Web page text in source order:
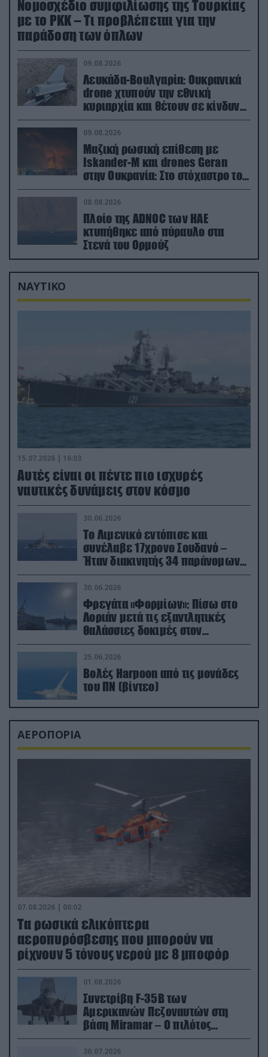
Νομοσχέδιο συμφιλίωσης της Τουρκίας
με το ΡΚΚ – Τι προβλέπεται για την
παράδοση των όπλων
09.08.2026
Λευκάδα-Βουλγαρία: Ουκρανικά
drone χτυπούν την εθνική
κυριαρχία και θέτουν σε κίνδυνο
οικονομίες χωρών του ΝΑΤΟ
09.08.2026
Μαζική ρωσική επίθεση με
Iskander-M και drones Geran
στην Ουκρανία: Στο στόχαστρο το
εργοστάσιο των Flamingo
08.08.2026
Πλοίο της ADNOC των ΗΑΕ
κτυπήθηκε από πύραυλο στα
Στενά του Ορμούζ
ΝΑΥΤΙΚΟ
15.07.2026 | 16:03
Aυτές είναι οι πέντε πιο ισχυρές
ναυτικές δυνάμεις στον κόσμο
30.06.2026
Το Λιμενικό εντόπισε και
συνέλαβε 17χρονο Σουδανό –
Ήταν διακινητής 34 παράνομων
μεταναστών
30.06.2026
Φρεγάτα «Φορμίων»: Πίσω στο
Λοριάν μετά τις εξαντλητικές
θαλάσσιες δοκιμές στον
απαιτητικό Βισκαϊκό
25.06.2026
Βολές Harpoon από τις μονάδες
του ΠΝ (βίντεο)
ΑΕΡΟΠΟΡΙΑ
07.08.2026 | 00:02
Τα ρωσικά ελικόπτερα
αεροπυρόσβεσης που μπορούν να
ρίχνουν 5 τόνους νερού με 8 μποφόρ
01.08.2026
Συνετρίβη F-35B των
Αμερικανών Πεζοναυτών στη
βάση Miramar – Ο πιλότος
εκτινάχθηκε εγκαίρως
30.07.2026